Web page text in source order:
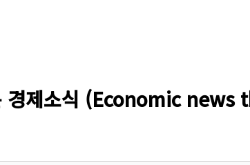
경제소식 (Economic